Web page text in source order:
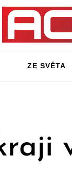
ZE SVĚTA